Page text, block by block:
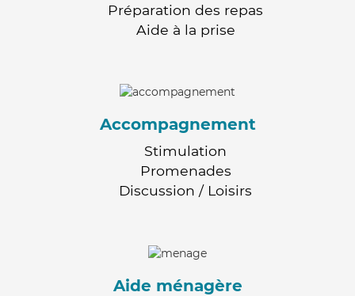
Préparation des repas
Aide à la prise
Accompagnement
Stimulation
Promenades
Discussion / Loisirs
Aide ménagère